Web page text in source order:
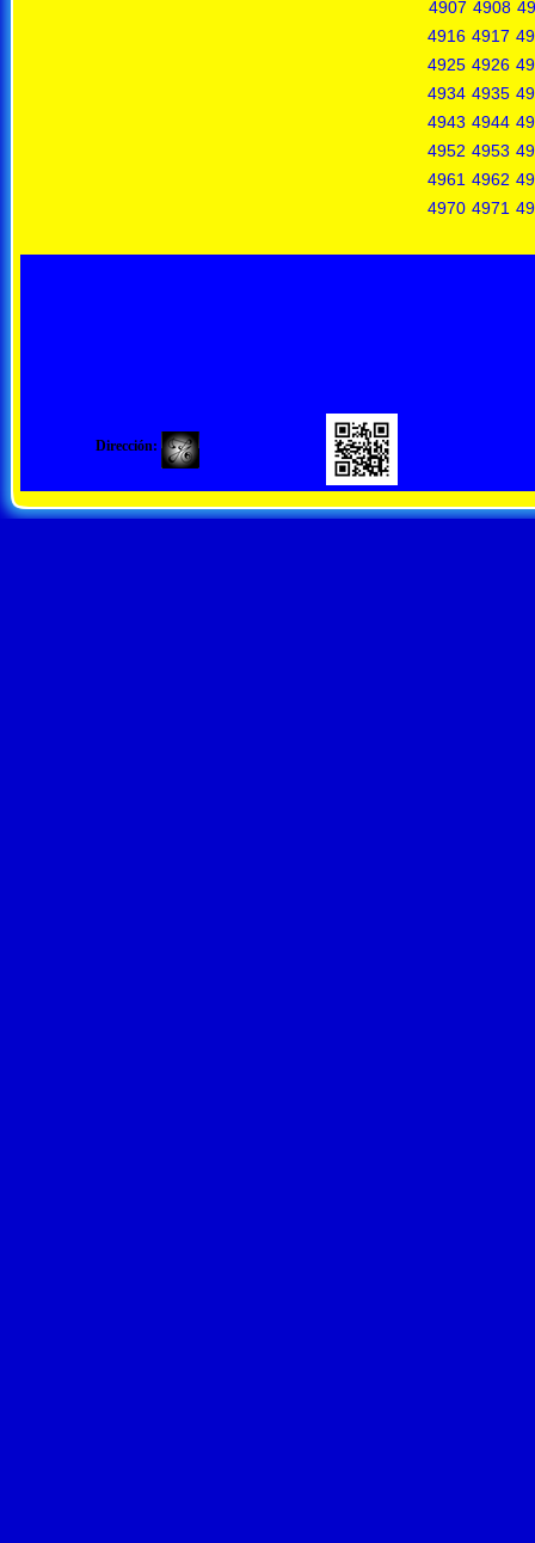
4907 4908
4916 4917
4925 4926
4934 4935
4943 4944
4952 4953
4961 4962
4970 4971
Dirección: